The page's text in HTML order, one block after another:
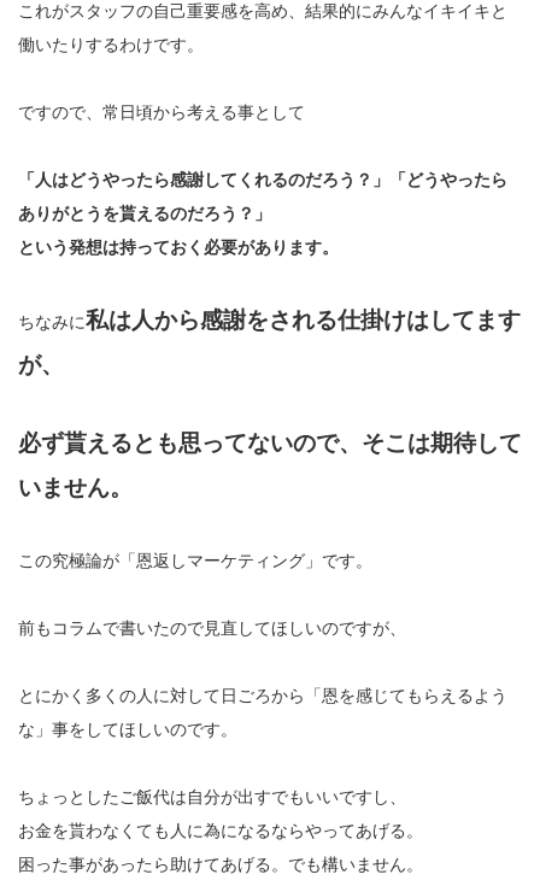
これがスタッフの自己重要感を高め、結果的にみんなイキイキと
働いたりするわけです。
ですので、常日頃から考える事として
「人はどうやったら感謝してくれるのだろう？」「どうやったら
ありがとうを貰えるのだろう？」
という発想は持っておく必要があります。
ちなみに私は人から感謝をされる仕掛けはしてます
が、
必ず貰えるとも思ってないので、そこは期待して
いません。
この究極論が「恩返しマーケティング」です。
前もコラムで書いたので見直してほしいのですが、
とにかく多くの人に対して日ごろから「恩を感じてもらえるよう
な」事をしてほしいのです。
ちょっとしたご飯代は自分が出すでもいいですし、
お金を貰わなくても人に為になるならやってあげる。
困った事があったら助けてあげる。でも構いません。